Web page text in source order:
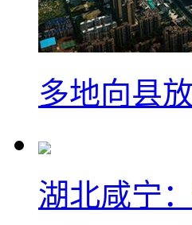
多地向县
湖北咸宁